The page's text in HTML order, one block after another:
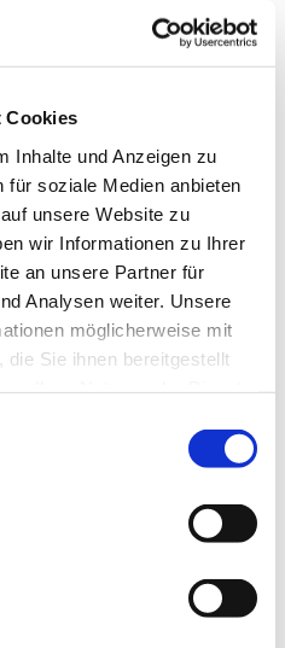
Cookies
Inhalte und Anzeigen zu
für soziale Medien anbieten
unsere Website zu
wir Informationen zu Ihrer
an unsere Partner für
Analysen weiter. Unsere
möglicherweise mit
Sie ihnen bereitgestellt
zum
bis 1910